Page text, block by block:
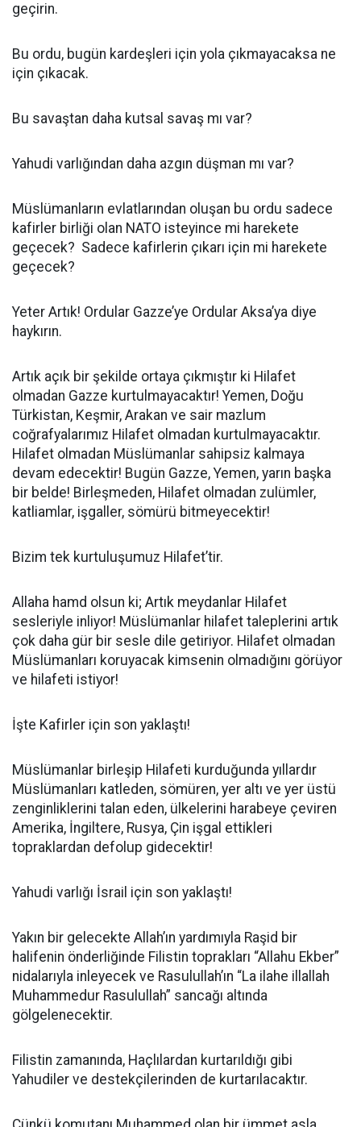
geçirin.
Bu ordu, bugün kardeşleri için yola çıkmayacaksa ne
için çıkacak.
Bu savaştan daha kutsal savaş mı var?
Yahudi varlığından daha azgın düşman mı var?
Müslümanların evlatlarından oluşan bu ordu sadece
kafirler birliği olan NATO isteyince mi harekete
geçecek? Sadece kafirlerin çıkarı için mi harekete
geçecek?
Yeter Artık! Ordular Gazze’ye Ordular Aksa’ya diye
haykırın.
Artık açık bir şekilde ortaya çıkmıştır ki Hilafet
olmadan Gazze kurtulmayacaktır! Yemen, Doğu
Türkistan, Keşmir, Arakan ve sair mazlum
coğrafyalarımız Hilafet olmadan kurtulmayacaktır.
Hilafet olmadan Müslümanlar sahipsiz kalmaya
devam edecektir! Bugün Gazze, Yemen, yarın başka
bir belde! Birleşmeden, Hilafet olmadan zulümler,
katliamlar, işgaller, sömürü bitmeyecektir!
Bizim tek kurtuluşumuz Hilafet’tir.
Allaha hamd olsun ki; Artık meydanlar Hilafet
sesleriyle inliyor! Müslümanlar hilafet taleplerini artık
çok daha gür bir sesle dile getiriyor. Hilafet olmadan
Müslümanları koruyacak kimsenin olmadığını görüyor
ve hilafeti istiyor!
İşte Kafirler için son yaklaştı!
Müslümanlar birleşip Hilafeti kurduğunda yıllardır
Müslümanları katleden, sömüren, yer altı ve yer üstü
zenginliklerini talan eden, ülkelerini harabeye çeviren
Amerika, İngiltere, Rusya, Çin işgal ettikleri
topraklardan defolup gidecektir!
Yahudi varlığı İsrail için son yaklaştı!
Yakın bir gelecekte Allah’ın yardımıyla Raşid bir
halifenin önderliğinde Filistin toprakları “Allahu Ekber”
nidalarıyla inleyecek ve Rasulullah’ın “La ilahe illallah
Muhammedur Rasulullah” sancağı altında
gölgelenecektir.
Filistin zamanında, Haçlılardan kurtarıldığı gibi
Yahudiler ve destekçilerinden de kurtarılacaktır.